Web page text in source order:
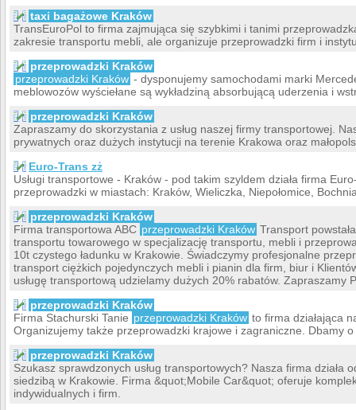
taxi bagażowe Kraków
TransEuroPol to firma zajmująca się szybkimi i tanimi
zakresie transportu mebli, ale organizuje przeprowadzki firm i
przeprowadzki Kraków
przeprowadzki Kraków - dysponujemy samochodami marki
meblowozów wyściełane są wykładziną absorbującą uderzenia i
przeprowadzki Kraków
Zapraszamy do skorzystania z usług naszej firmy transportowej.
prywatnych oraz dużych instytucji na terenie Krakowa oraz
Euro-Trans zż
Usługi transportowe - Kraków - pod takim szyldem działa firma
przeprowadzki w miastach: Kraków, Wieliczka, Niepołomice,
przeprowadzki Kraków
Firma transportowa ABC przeprowadzki Kraków Transport
transportu towarowego w specjalizację transportu, mebli i
10t czystego ładunku w Krakowie. Świadczymy profesjonalne
transport ciężkich pojedynczych mebli i pianin dla firm, biur i
usługę transportową udzielamy dużych 20% rabatów. Zapraszamy
przeprowadzki Kraków
Firma Stachurski Tanie przeprowadzki Kraków to firma działająca
Organizujemy także przeprowadzki krajowe i zagraniczne. Dbamy
przeprowadzki Kraków
Szukasz sprawdzonych usług transportowych? Nasza firma działa
siedzibą w Krakowie. Firma &quot;Mobile Car&quot; oferuje
indywidualnych i firm.